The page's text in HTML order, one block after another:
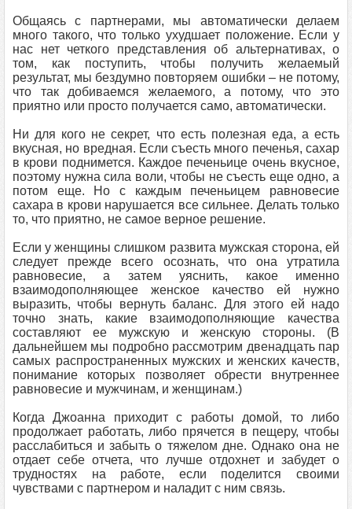
Общаясь с партнерами, мы автоматически делаем
много такого, что только ухудшает положение. Если у
нас нет четкого представления об альтернативах, о
том, как поступить, чтобы получить желаемый
результат, мы бездумно повторяем ошибки – не потому,
что так добиваемся желаемого, а потому, что это
приятно или просто получается само, автоматически.
Ни для кого не секрет, что есть полезная еда, а есть
вкусная, но вредная. Если съесть много печенья, сахар
в крови поднимется. Каждое печеньице очень вкусное,
поэтому нужна сила воли, чтобы не съесть еще одно, а
потом еще. Но с каждым печеньицем равновесие
сахара в крови нарушается все сильнее. Делать только
то, что приятно, не самое верное решение.
Если у женщины слишком развита мужская сторона, ей
следует прежде всего осознать, что она утратила
равновесие, а затем уяснить, какое именно
взаимодополняющее женское качество ей нужно
выразить, чтобы вернуть баланс. Для этого ей надо
точно знать, какие взаимодополняющие качества
составляют ее мужскую и женскую стороны. (В
дальнейшем мы подробно рассмотрим двенадцать пар
самых распространенных мужских и женских качеств,
понимание которых позволяет обрести внутреннее
равновесие и мужчинам, и женщинам.)
Когда Джоанна приходит с работы домой, то либо
продолжает работать, либо прячется в пещеру, чтобы
расслабиться и забыть о тяжелом дне. Однако она не
отдает себе отчета, что лучше отдохнет и забудет о
трудностях на работе, если поделится своими
чувствами с партнером и наладит с ним связь.